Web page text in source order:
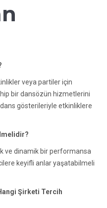
veya partiler için
bir dansözün hizmetlerini
gösterileriyle etkinliklere
ve dinamik bir performansa
keyifli anlar yaşatabilmeli
Şirketi Tercih